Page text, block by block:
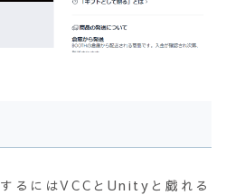
るにはVCCとUnityと戯れる